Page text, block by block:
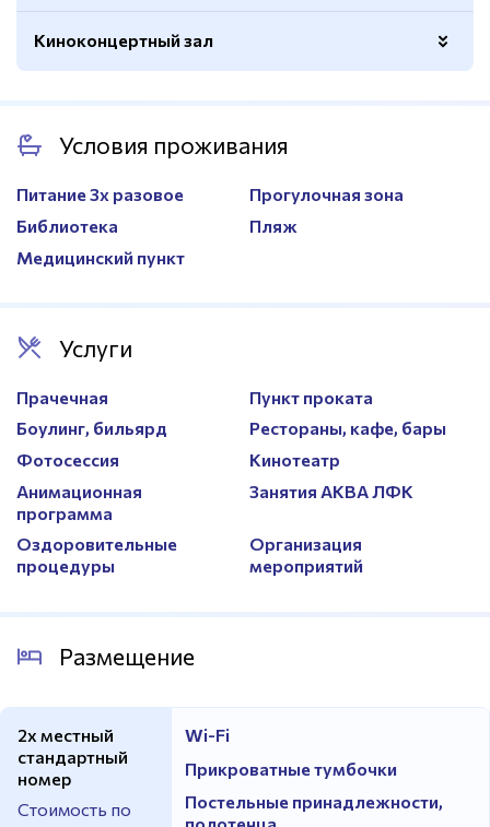
Раздевалки
Есть
Вид
тренажеров
Кардиотренажеры, силовые,
гантельный ряд
Киноконцертный зал
Оборудование
LED-экран, звуковое
Условия проживания
Питание 3х разовое
Прогулочная зона
Библиотека
Пляж
Медицинский пункт
Услуги
Прачечная
Пункт проката
Боулинг, бильярд
Рестораны, кафе, бары
Фотосессия
Кинотеатр
Анимационная
программа
Занятия АКВА ЛФК
Оздоровительные
процедуры
Организация
мероприятий
Размещение
2х местный
стандартный
номер
Стоимость по
Wi-Fi
Прикроватные тумбочки
Постельные принадлежности,